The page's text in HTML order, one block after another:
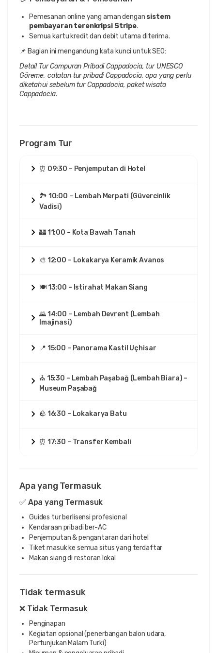
Pemesanan online yang aman dengan sistem
pembayaran terenkripsi Stripe.
Semua kartu kredit dan debit utama diterima.
📌 Bagian ini mengandung kata kunci untuk SEO:
Detail Tur Campuran Pribadi Cappadocia, tur UNESCO
Göreme, catatan tur pribadi Cappadocia, apa yang perlu
diketahui sebelum tur Cappadocia, paket wisata
Cappadocia.
Program Tur
⏰ 09:30 – Penjemputan di Hotel
🏞️ 10:00 – Lembah Merpati (Güvercinlik
Vadisi)
🏰 11:00 – Kota Bawah Tanah
🎨 12:00 – Lokakarya Keramik Avanos
🍽️ 13:00 – Istirahat Makan Siang
🌄 14:00 – Lembah Devrent (Lembah
Imajinasi)
📍 15:00 – Panorama Kastil Uçhisar
⛪ 15:30 – Lembah Paşabağ (Lembah Biara) –
Museum Paşabağ
🪨 16:30 – Lokakarya Batu
⏰ 17:30 – Transfer Kembali
Apa yang Termasuk
✅ Apa yang Termasuk
Guides tur berlisensi profesional
Kendaraan pribadi ber-AC
Penjemputan & pengantaran dari hotel
Tiket masuk ke semua situs yang terdaftar
Makan siang di restoran lokal
Tidak termasuk
❌ Tidak Termasuk
Penginapan
Kegiatan opsional (penerbangan balon udara,
Pertunjukan Malam Turki)